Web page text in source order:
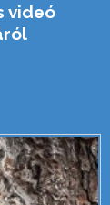
videó